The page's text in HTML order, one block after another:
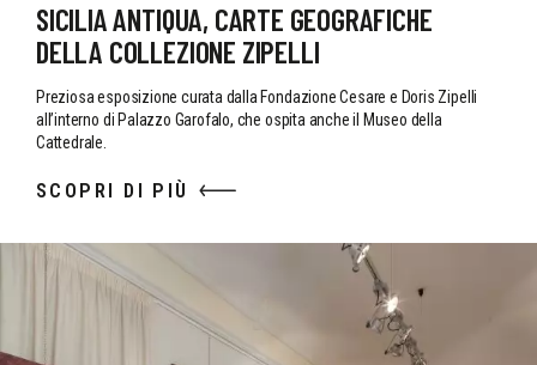
SICILIA ANTIQUA, CARTE GEOGRAFICHE
DELLA COLLEZIONE ZIPELLI
Preziosa esposizione curata dalla Fondazione Cesare e Doris Zipelli
all’interno di Palazzo Garofalo, che ospita anche il Museo della
Cattedrale.
SCOPRI DI PIÙ